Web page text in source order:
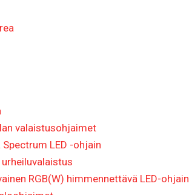
valaistusohjaimet
LED -ohjain
RGB(W) himmennettävä LED-